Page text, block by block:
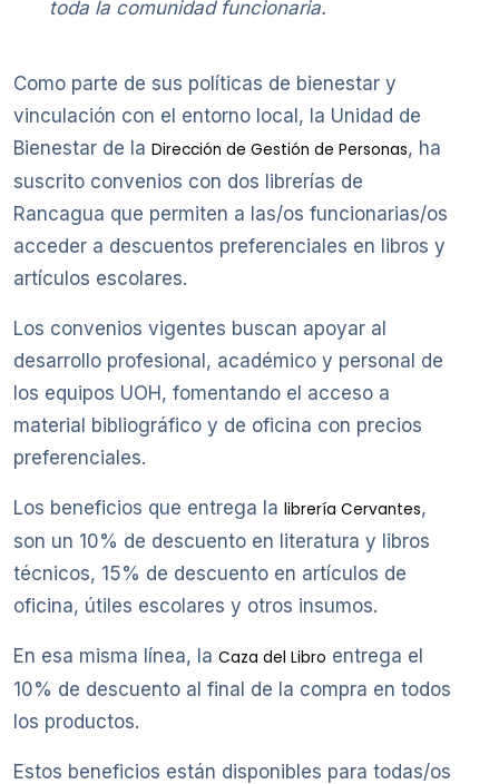
toda la comunidad funcionaria.
Como parte de sus políticas de bienestar y
vinculación con el entorno local, la Unidad de
Bienestar de la Dirección de Gestión de Personas, ha
suscrito convenios con dos librerías de
Rancagua que permiten a las/os funcionarias/os
acceder a descuentos preferenciales en libros y
artículos escolares.
Los convenios vigentes buscan apoyar al
desarrollo profesional, académico y personal de
los equipos UOH, fomentando el acceso a
material bibliográfico y de oficina con precios
preferenciales.
Los beneficios que entrega la librería Cervantes,
son un 10% de descuento en literatura y libros
técnicos, 15% de descuento en artículos de
oficina, útiles escolares y otros insumos.
En esa misma línea, la Caza del Libro entrega el
10% de descuento al final de la compra en todos
los productos.
Estos beneficios están disponibles para todas/os